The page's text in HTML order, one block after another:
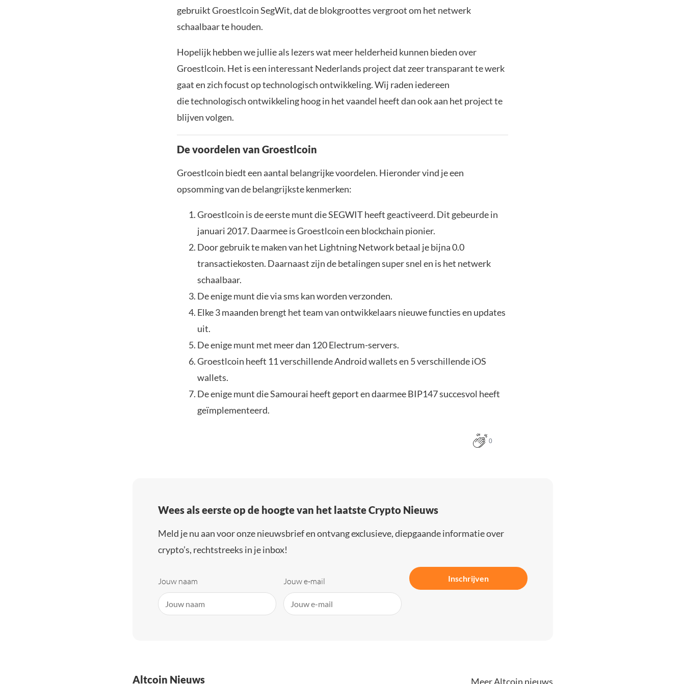
gebruikt Groestlcoin SegWit, dat de blokgroottes vergroot om het netwerk
schaalbaar te houden.
Hopelijk hebben we jullie als lezers wat meer helderheid kunnen bieden over
Groestlcoin. Het is een interessant Nederlands project dat zeer transparant te werk
gaat en zich focust op technologisch ontwikkeling. Wij raden iedereen
die technologisch ontwikkeling hoog in het vaandel heeft dan ook aan het project te
blijven volgen.
De voordelen van Groestlcoin
Groestlcoin biedt een aantal belangrijke voordelen. Hieronder vind je een
opsomming van de belangrijkste kenmerken:
Groestlcoin is de eerste munt die SEGWIT heeft geactiveerd. Dit gebeurde in
januari 2017. Daarmee is Groestlcoin een blockchain pionier.
Door gebruik te maken van het Lightning Network betaal je bijna 0.0
transactiekosten. Daarnaast zijn de betalingen super snel en is het netwerk
schaalbaar.
De enige munt die via sms kan worden verzonden.
Elke 3 maanden brengt het team van ontwikkelaars nieuwe functies en updates
uit.
De enige munt met meer dan 120 Electrum-servers.
Groestlcoin heeft 11 verschillende Android wallets en 5 verschillende iOS
wallets.
De enige munt die Samourai heeft geport en daarmee BIP147 succesvol heeft
geïmplementeerd.
0
Wees als eerste op de hoogte van het laatste Crypto Nieuws
Meld je nu aan voor onze nieuwsbrief en ontvang exclusieve, diepgaande informatie over
crypto’s, rechtstreeks in je inbox!
Jouw naam Jouw e-mail Inschrijven
Altcoin Nieuws Meer Altcoin nieuws